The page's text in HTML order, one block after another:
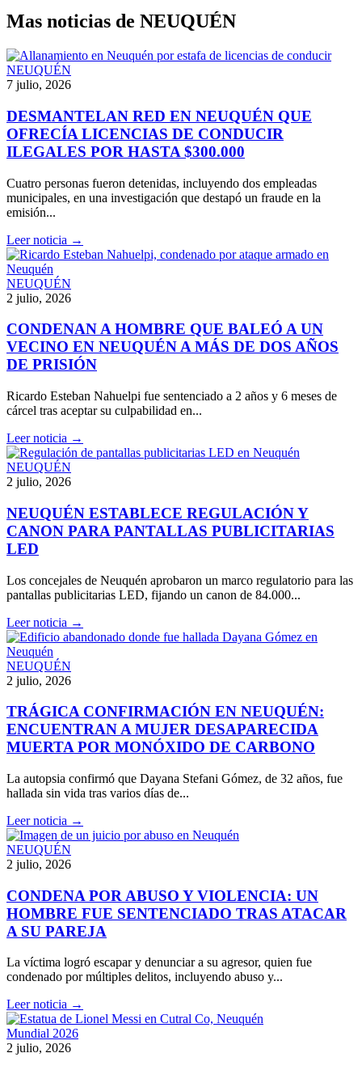
Mas noticias de NEUQUÉN
NEUQUÉN
7 julio, 2026
DESMANTELAN RED EN NEUQUÉN QUE
OFRECÍA LICENCIAS DE CONDUCIR
ILEGALES POR HASTA $300.000
Cuatro personas fueron detenidas, incluyendo dos empleadas
municipales, en una investigación que destapó un fraude en la
emisión...
Leer noticia →
NEUQUÉN
2 julio, 2026
CONDENAN A HOMBRE QUE BALEÓ A UN
VECINO EN NEUQUÉN A MÁS DE DOS AÑOS
DE PRISIÓN
Ricardo Esteban Nahuelpi fue sentenciado a 2 años y 6 meses de
cárcel tras aceptar su culpabilidad en...
Leer noticia →
NEUQUÉN
2 julio, 2026
NEUQUÉN ESTABLECE REGULACIÓN Y
CANON PARA PANTALLAS PUBLICITARIAS
LED
Los concejales de Neuquén aprobaron un marco regulatorio para las
pantallas publicitarias LED, fijando un canon de 84.000...
Leer noticia →
NEUQUÉN
2 julio, 2026
TRÁGICA CONFIRMACIÓN EN NEUQUÉN:
ENCUENTRAN A MUJER DESAPARECIDA
MUERTA POR MONÓXIDO DE CARBONO
La autopsia confirmó que Dayana Stefani Gómez, de 32 años, fue
hallada sin vida tras varios días de...
Leer noticia →
NEUQUÉN
2 julio, 2026
CONDENA POR ABUSO Y VIOLENCIA: UN
HOMBRE FUE SENTENCIADO TRAS ATACAR
A SU PAREJA
La víctima logró escapar y denunciar a su agresor, quien fue
condenado por múltiples delitos, incluyendo abuso y...
Leer noticia →
Mundial 2026
2 julio, 2026